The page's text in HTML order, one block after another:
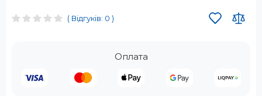
( Відгуків: 0 )
Оплата